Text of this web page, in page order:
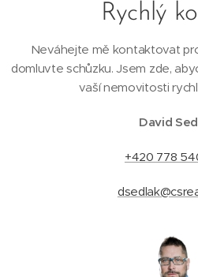
Rychlý
Neváhejte mě kontaktovat
domluvte schůzku. Jsem zde,
vaší nemovitosti
David
+420 778